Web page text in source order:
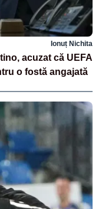
Ionuț Nichita
acuzat că UEFA
o fostă angajată